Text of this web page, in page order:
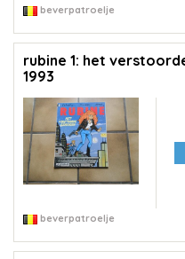
beverpatroelje
rubine 1: het
1993
beverpatroelje